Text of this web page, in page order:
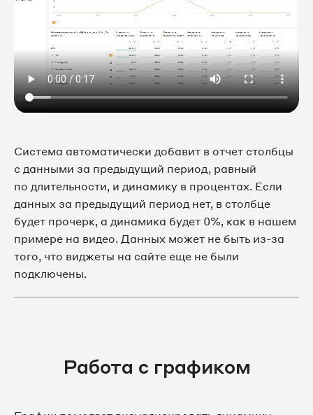
Система автоматически добавит в отчет столбцы
с данными за предыдущий период, равный
по длительности, и динамику в процентах. Если
данных за предыдущий период нет, в столбце
будет прочерк, а динамика будет 0%, как в нашем
примере на видео. Данных может не быть из-за
того, что виджеты на сайте еще не были
подключены.
Работа с графиком